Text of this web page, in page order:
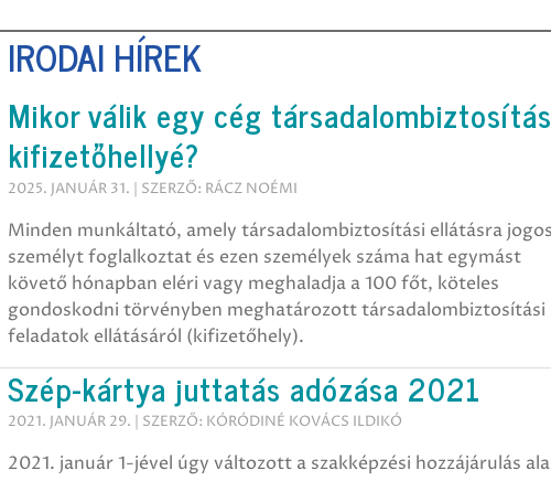
IRODAI HÍREK
Mikor válik egy cég
kifizetőhellyé?
2025. JANUÁR 31. | SZERZŐ: RÁCZ NOÉMI
Minden munkáltató, amely társadalombiztosítási ellátásra
személyt foglalkoztat és ezen személyek száma hat egymást
követő hónapban eléri vagy meghaladja a 100 főt, köteles
gondoskodni törvényben meghatározott társadalombiztosítási
feladatok ellátásáról (kifizetőhely).
Szép-kártya juttatás adózása 2021
2021. JANUÁR 29. | SZERZŐ: KÓRÓDINÉ KOVÁCS ILDIKÓ
2021. január 1-jével úgy változott a szakképzési hozzájárulás